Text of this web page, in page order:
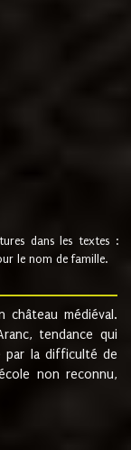
dans les textes :
le nom de famille.
médiéval.
tendance qui
par la difficulté de
non reconnu,